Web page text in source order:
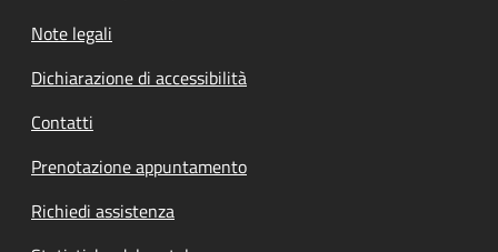
Note legali
Dichiarazione di accessibilità
Contatti
Prenotazione appuntamento
Richiedi assistenza